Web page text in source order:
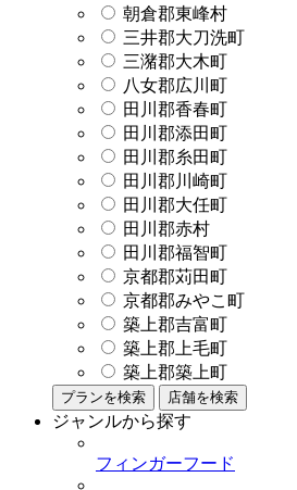
朝倉郡東峰村
三井郡大刀洗町
三潴郡大木町
八女郡広川町
田川郡香春町
田川郡添田町
田川郡糸田町
田川郡川崎町
田川郡大任町
田川郡赤村
田川郡福智町
京都郡苅田町
京都郡みやこ町
築上郡吉富町
築上郡上毛町
築上郡築上町
プランを検索 店舗を検索
ジャンルから探す
フィンガーフード